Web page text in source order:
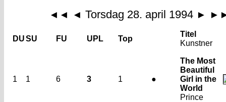
◄◄
◄ Torsdag 28. april 1994 ►
DUSU FU UPL Top
Titel
Kunstner
1 1 6 3 1 ●
The Most
Beautiful
Girl in the
World
Prince